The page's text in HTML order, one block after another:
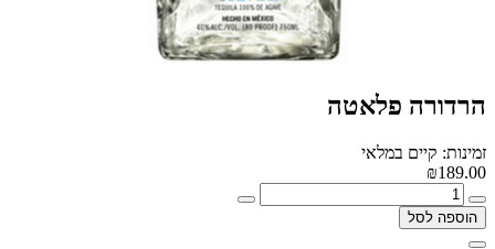
הרדורה פלאטה
זמינות: קיים במלאי
₪189.00
הוספה לסל